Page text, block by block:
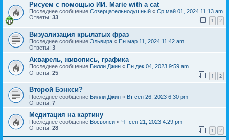
Рисуем с помощью ИИ. Marie with a cat
Последнее сообщение Созерцательнодушный « Ср май 01, 2024 11:13 am
Ответы: 33 1 2
Визуализация крылатых фраз
Последнее сообщение Эльвира « Пн мар 11, 2024 11:42 am
Ответы: 3
Акварель, живопись, графика
Последнее сообщение Билли Джин « Пн дек 04, 2023 9:59 am
Ответы: 25 1 2
Второй Бэнкси?
Последнее сообщение Билли Джин « Вт сен 26, 2023 6:30 pm
Ответы: 7
Медитация на картину
Последнее сообщение Восвояси « Чт сен 21, 2023 4:29 pm
Ответы: 28 1 2